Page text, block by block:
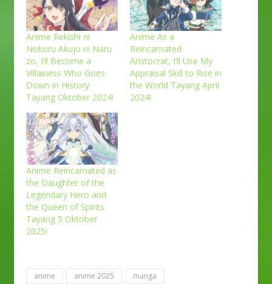
Anime Rekishi ni
Nokoru Akujo ni Naru
zo, I’ll Become a
Villainess Who Goes
Down in History
Tayang Oktober 2024!
Anime As a
Reincarnated
Aristocrat, I’ll Use My
Appraisal Skill to Rise in
the World Tayang April
2024!
Anime Reincarnated as
the Daughter of the
Legendary Hero and
the Queen of Spirits
Tayang 5 Oktober
2025!
anime anime 2025 manga